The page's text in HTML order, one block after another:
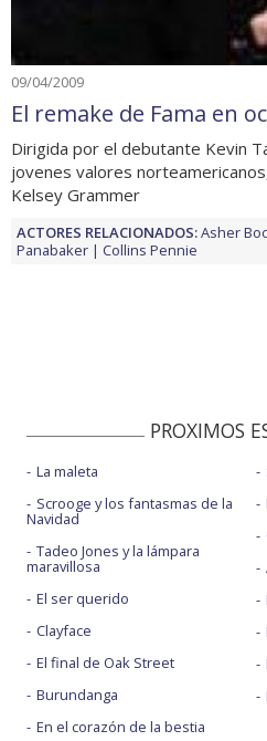
09/04/2009
El remake de Fama en
Dirigida por el debutante Kevin
jovenes valores
Kelsey Grammer
ACTORES RELACIONADOS:Asher
Panabaker
Collins Pennie
PROXIMOS
La maleta
Scrooge y los fantasmas de la
Navidad
Tadeo Jones y la lámpara
maravillosa
El ser querido
Clayface
El final de Oak Street
Burundanga
En el corazón de la bestia